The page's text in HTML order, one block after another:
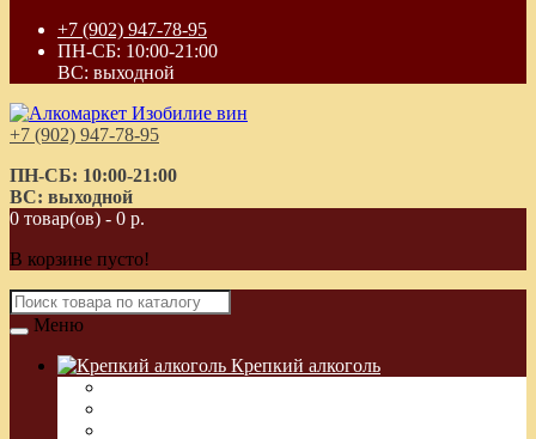
+7 (902) 947-78-95
ПН-СБ: 10:00-21:00
ВС: выходной
+7 (902) 947-78-95
ПН-СБ: 10:00-21:00
ВС: выходной
0 товар(ов) - 0 р.
В корзине пусто!
Меню
Крепкий алкоголь